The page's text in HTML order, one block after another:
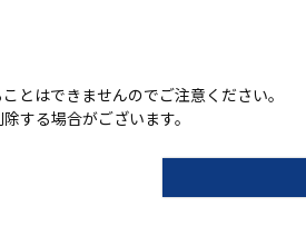
とはできませんのでご注意ください。
する場合がございます。